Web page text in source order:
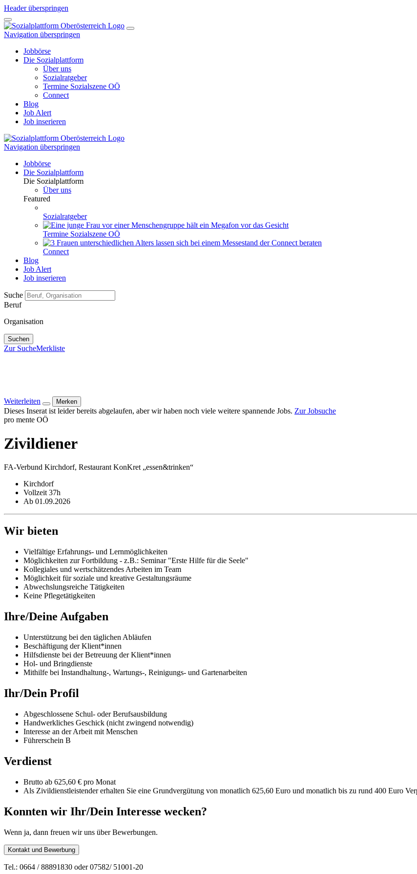
Header überspringen
Navigation überspringen
Jobbörse
Die Sozialplattform
Über uns
Sozialratgeber
Termine Sozialszene OÖ
Connect
Blog
Job Alert
Job inserieren
Navigation überspringen
Jobbörse
Die Sozialplattform
Die Sozialplattform
Über uns
Featured
Sozialratgeber
Termine Sozialszene OÖ
Connect
Blog
Job Alert
Job inserieren
Suche
Beruf
Organisation
Suchen
Zur SucheMerkliste
Weiterleiten Merken
Dieses Inserat ist leider bereits abgelaufen, aber wir haben noch viele weitere spannende Jobs. Zur Jobsuche
pro mente OÖ
Zivildiener
FA-Verbund Kirchdorf, Restaurant KonKret „essen&trinken“
Kirchdorf
Vollzeit 37h
Ab 01.09.2026
Wir bieten
Vielfältige Erfahrungs- und Lernmöglichkeiten
Möglichkeiten zur Fortbildung - z.B.: Seminar "Erste Hilfe für die Seele"
Kollegiales und wertschätzendes Arbeiten im Team
Möglichkeit für soziale und kreative Gestaltungsräume
Abwechslungsreiche Tätigkeiten
Keine Pflegetätigkeiten
Ihre/Deine Aufgaben
Unterstützung bei den täglichen Abläufen
Beschäftigung der Klient*innen
Hilfsdienste bei der Betreuung der Klient*innen
Hol- und Bringdienste
Mithilfe bei Instandhaltung-, Wartungs-, Reinigungs- und Gartenarbeiten
Ihr/Dein Profil
Abgeschlossene Schul- oder Berufsausbildung
Handwerkliches Geschick (nicht zwingend notwendig)
Interesse an der Arbeit mit Menschen
Führerschein B
Verdienst
Brutto ab 625,60 € pro Monat
Als Zivildienstleistender erhalten Sie eine Grundvergütung von monatlich 625,60 Euro und monatlich bis zu rund 400 Euro
Konnten wir Ihr/Dein Interesse wecken?
Wenn ja, dann freuen wir uns über Bewerbungen.
Kontakt und Bewerbung
Tel.: 0664 / 88891830 oder 07582/ 51001-20